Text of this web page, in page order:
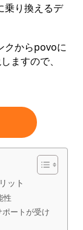
乗り換えるデ
クからpovoに
ますので、
ット
性
ートが受け